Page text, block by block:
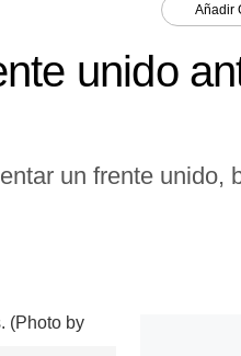
Añadir
unido
un frente unido,